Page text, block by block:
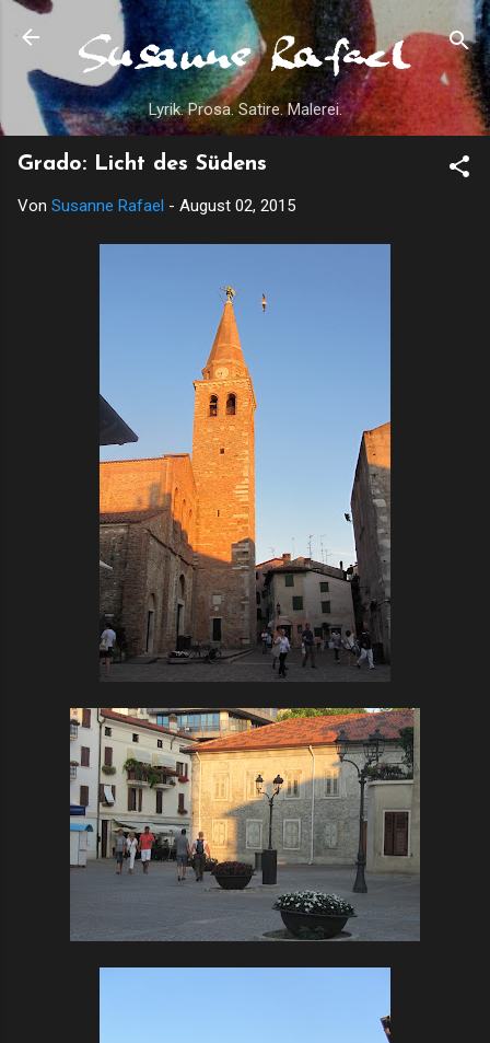
Direkt zum Hauptbereich
Lyrik. Prosa. Satire. Malerei.
Grado: Licht des Südens
Von Susanne Rafael - August 02, 2015